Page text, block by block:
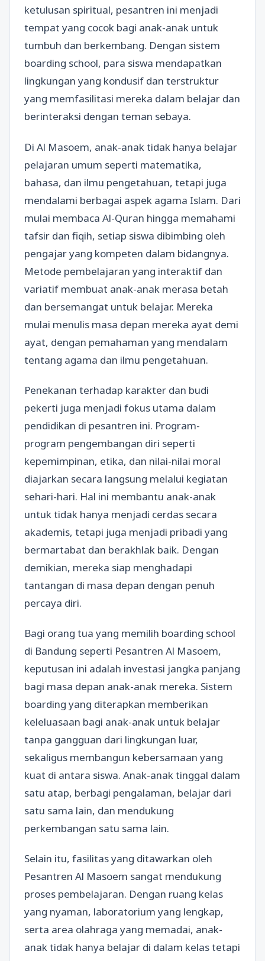
ketulusan spiritual, pesantren ini menjadi
tempat yang cocok bagi anak-anak untuk
tumbuh dan berkembang. Dengan sistem
boarding school, para siswa mendapatkan
lingkungan yang kondusif dan terstruktur
yang memfasilitasi mereka dalam belajar dan
berinteraksi dengan teman sebaya.
Di Al Masoem, anak-anak tidak hanya belajar
pelajaran umum seperti matematika,
bahasa, dan ilmu pengetahuan, tetapi juga
mendalami berbagai aspek agama Islam. Dari
mulai membaca Al-Quran hingga memahami
tafsir dan fiqih, setiap siswa dibimbing oleh
pengajar yang kompeten dalam bidangnya.
Metode pembelajaran yang interaktif dan
variatif membuat anak-anak merasa betah
dan bersemangat untuk belajar. Mereka
mulai menulis masa depan mereka ayat demi
ayat, dengan pemahaman yang mendalam
tentang agama dan ilmu pengetahuan.
Penekanan terhadap karakter dan budi
pekerti juga menjadi fokus utama dalam
pendidikan di pesantren ini. Program-
program pengembangan diri seperti
kepemimpinan, etika, dan nilai-nilai moral
diajarkan secara langsung melalui kegiatan
sehari-hari. Hal ini membantu anak-anak
untuk tidak hanya menjadi cerdas secara
akademis, tetapi juga menjadi pribadi yang
bermartabat dan berakhlak baik. Dengan
demikian, mereka siap menghadapi
tantangan di masa depan dengan penuh
percaya diri.
Bagi orang tua yang memilih boarding school
di Bandung seperti Pesantren Al Masoem,
keputusan ini adalah investasi jangka panjang
bagi masa depan anak-anak mereka. Sistem
boarding yang diterapkan memberikan
keleluasaan bagi anak-anak untuk belajar
tanpa gangguan dari lingkungan luar,
sekaligus membangun kebersamaan yang
kuat di antara siswa. Anak-anak tinggal dalam
satu atap, berbagi pengalaman, belajar dari
satu sama lain, dan mendukung
perkembangan satu sama lain.
Selain itu, fasilitas yang ditawarkan oleh
Pesantren Al Masoem sangat mendukung
proses pembelajaran. Dengan ruang kelas
yang nyaman, laboratorium yang lengkap,
serta area olahraga yang memadai, anak-
anak tidak hanya belajar di dalam kelas tetapi